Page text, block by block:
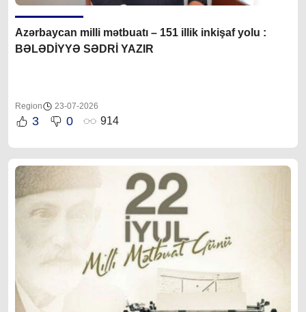
Azərbaycan milli mətbuatı – 151 illik inkişaf yolu :
BƏLƏDİYYƏ SƏDRİ YAZIR
Region 23-07-2026
3 0 914